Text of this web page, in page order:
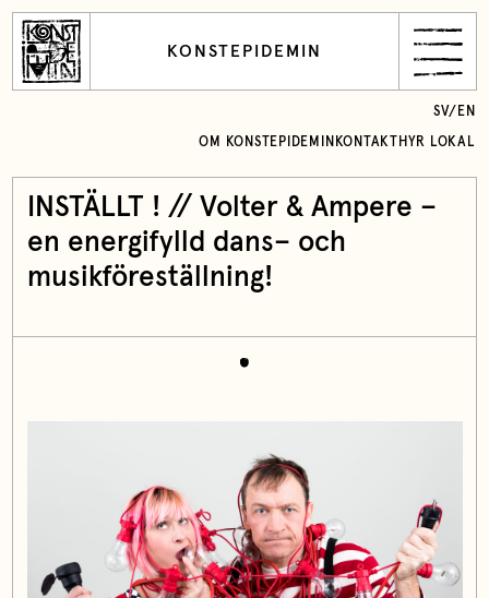
KONSTEPIDEMIN
OM KONSTEPIDEMIN KONTAKT HYR LOKAL
SV/ EN
INSTÄLLT ! // Volter & Ampere –
en energifylld dans– och
musikföreställning!